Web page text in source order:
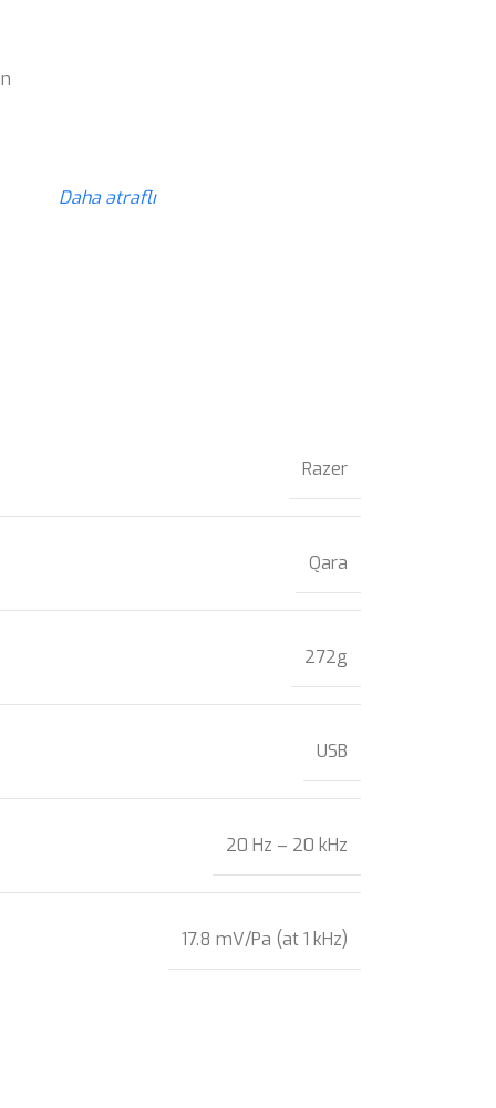
Daha ətraflı
Razer
Qara
272g
USB
20 Hz – 20 kHz
17.8 mV/Pa (at 1 kHz)